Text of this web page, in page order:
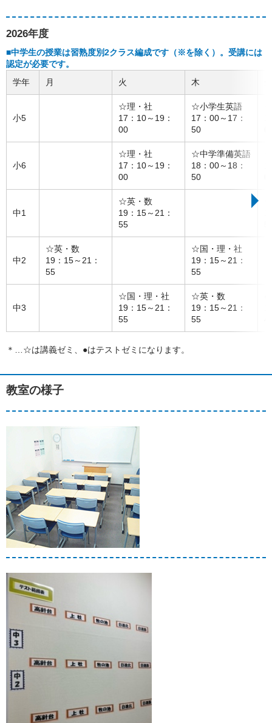
2026年度
■中学生の授業は習熟度別2クラス編成です（※を除く）。受講には
認定が必要です。
学年
月 火 木
小5
☆理・社
17：10～19：
00
☆小学生英語
17：00～17：
50
小6
☆理・社
17：10～19：
00
☆中学準備英語
18：00～18：
50
中1
☆英・数
19：15～21：
55
中2
☆英・数
19：15～21：
55
☆国・理・社
19：15～21：
55
中3
☆国・理・社
19：15～21：
55
☆英・数
19：15～21：
55
＊…☆は講義ゼミ、●はテストゼミになります。
教室の様子